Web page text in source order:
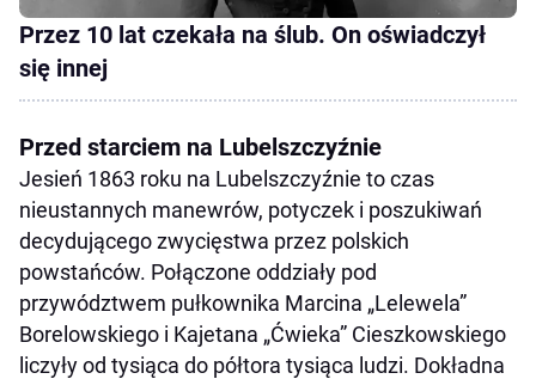
Przez 10 lat czekała na ślub. On oświadczył
się innej
Przed starciem na Lubelszczyźnie
Jesień 1863 roku na Lubelszczyźnie to czas
nieustannych manewrów, potyczek i poszukiwań
decydującego zwycięstwa przez polskich
powstańców. Połączone oddziały pod
przywództwem pułkownika Marcina „Lelewela”
Borelowskiego i Kajetana „Ćwieka” Cieszkowskiego
liczyły od tysiąca do półtora tysiąca ludzi. Dokładna